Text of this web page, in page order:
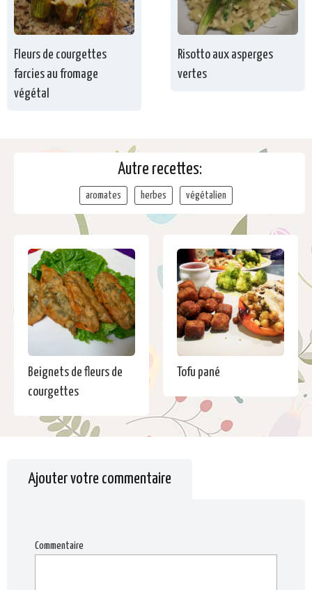
Fleurs de courgettes
farcies au fromage
végétal
Risotto aux asperges
vertes
Autre recettes:
aromates herbes végétalien
Beignets de fleurs de
courgettes
Tofu pané
Ajouter votre commentaire
Commentaire